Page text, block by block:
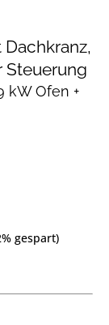
Steuerung
kW Ofen +
gespart)